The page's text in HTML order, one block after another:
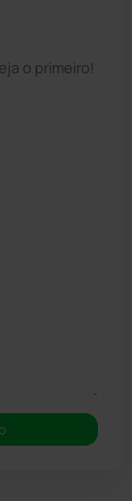
o primeiro!